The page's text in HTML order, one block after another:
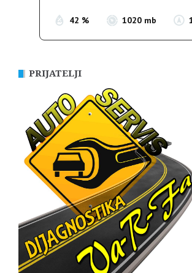
42 % 1020 mb
PRIJATELJI